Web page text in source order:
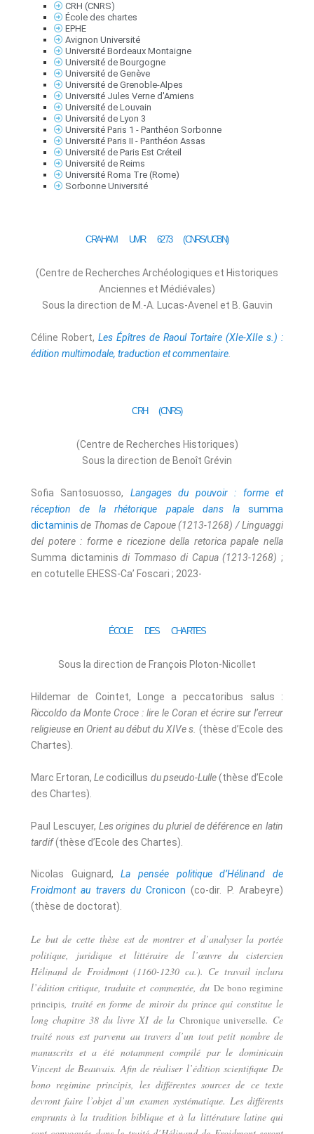
CRH (CNRS)
École des chartes
EPHE
Avignon Université
Université Bordeaux Montaigne
Université de Bourgogne
Université de Genève
Université de Grenoble-Alpes
Université Jules Verne d'Amiens
Université de Louvain
Université de Lyon 3
Université Paris 1 - Panthéon Sorbonne
Université Paris II - Panthéon Assas
Université de Paris Est Créteil
Université de Reims
Université Roma Tre (Rome)
Sorbonne Université
CRAHAM UMR 6273 (CNRS/UCBN)
(Centre de Recherches Archéologiques et Historiques
Anciennes et Médiévales)
Sous la direction de M.-A. Lucas-Avenel et B. Gauvin
Céline Robert,Les Épîtres de Raoul Tortaire (XIe-XIIe s.) :
édition multimodale, traduction et commentaire
CRH (CNRS)
(Centre de Recherches Historiques)
Sous la direction de Benoît Grévin
Sofia Santosuosso, Langages du pouvoir : forme et
réception de la rhétorique papale dans lasumma
dictaminisde Thomas de Capoue (1213-1268) / Linguaggi
del potere : forme e ricezione della retorica papale nella
Summa dictaminis di Tommaso di Capua (1213-1268) ;
en cotutelle EHESS-Ca’ Foscari ; 2023-
ÉCOLE DES CHARTES
Sous la direction de François Ploton-Nicollet
Hildemar de Cointet, Longe a peccatoribus salus :
Riccoldo da Monte Croce : lire le Coran et écrire sur l’erreur
religieuse en Orient au début du XIVe s. (thèse d’Ecole des
Chartes).
Marc Ertoran,Le codicillus du pseudo-Lulle(thèse d’Ecole
des Chartes).
Paul Lescuyer, Les origines du pluriel de déférence en latin
tardif(thèse d’Ecole des Chartes).
Nicolas Guignard,La pensée politique d’Hélinand de
Froidmont au travers duCronicon (co-dir. P. Arabeyre)
(thèse de doctorat).
Le but de cette thèse est de montrer et d’analyser la portée
politique, juridique et littéraire de l’œuvre du cistercien
Hélinand de Froidmont (1160-1230 ca.). Ce travail inclura
l’édition critique, traduite et commentée, du De bono regimine
principis, traité en forme de miroir du prince qui constitue le
long chapitre 38 du livre XI de la Chronique universelle. Ce
traité nous est parvenu au travers d’un tout petit nombre de
manuscrits et a été notamment compilé par le dominicain
Vincent de Beauvais. Afin de réaliser l’édition scientifique De
bono regimine principis, les différentes sources de ce texte
devront faire l’objet d’un examen systématique. Les différents
emprunts à la tradition biblique et à la littérature latine qui